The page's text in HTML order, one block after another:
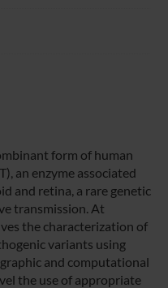
form of human
an enzyme associated
and retina, a rare genetic
transmission. At
the characterization of
variants using
and computational
the use of appropriate